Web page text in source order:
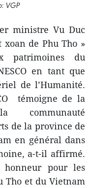
VGP
ministre Vu Duc
de Phu Tho »
patrimoines du
en tant que
de l’Humanité.
témoigne de la
communauté
de la province de
en général dans
a-t-il affirmé.
honneur pour les
Tho et du Vietnam